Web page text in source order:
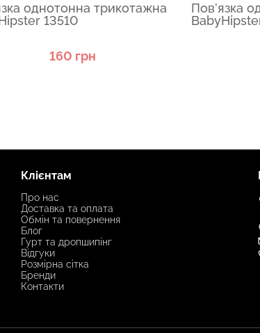
однотонна трикотажна
13510
160 грн
Пов’язка
Клієнтам
Про нас
Доставка та оплата
Обмін та повернення
Блог
Гурт та дропшипінг
Відгуки
Розмірна сітка
Бренди
Контакти